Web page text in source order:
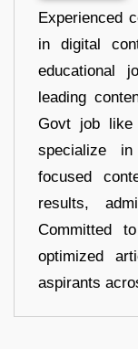
Experienced
in digital
educational
leading
Govt job like
specialize
focused
results,
Committed
optimized
aspirants